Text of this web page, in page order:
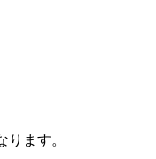
ます。